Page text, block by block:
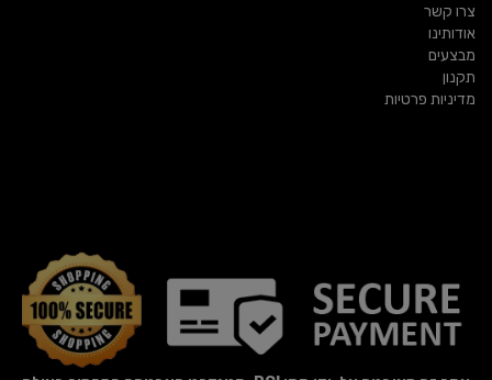
צרו קשר
אודותינו
מבצעים
תקנון
מדיניות פרטיות